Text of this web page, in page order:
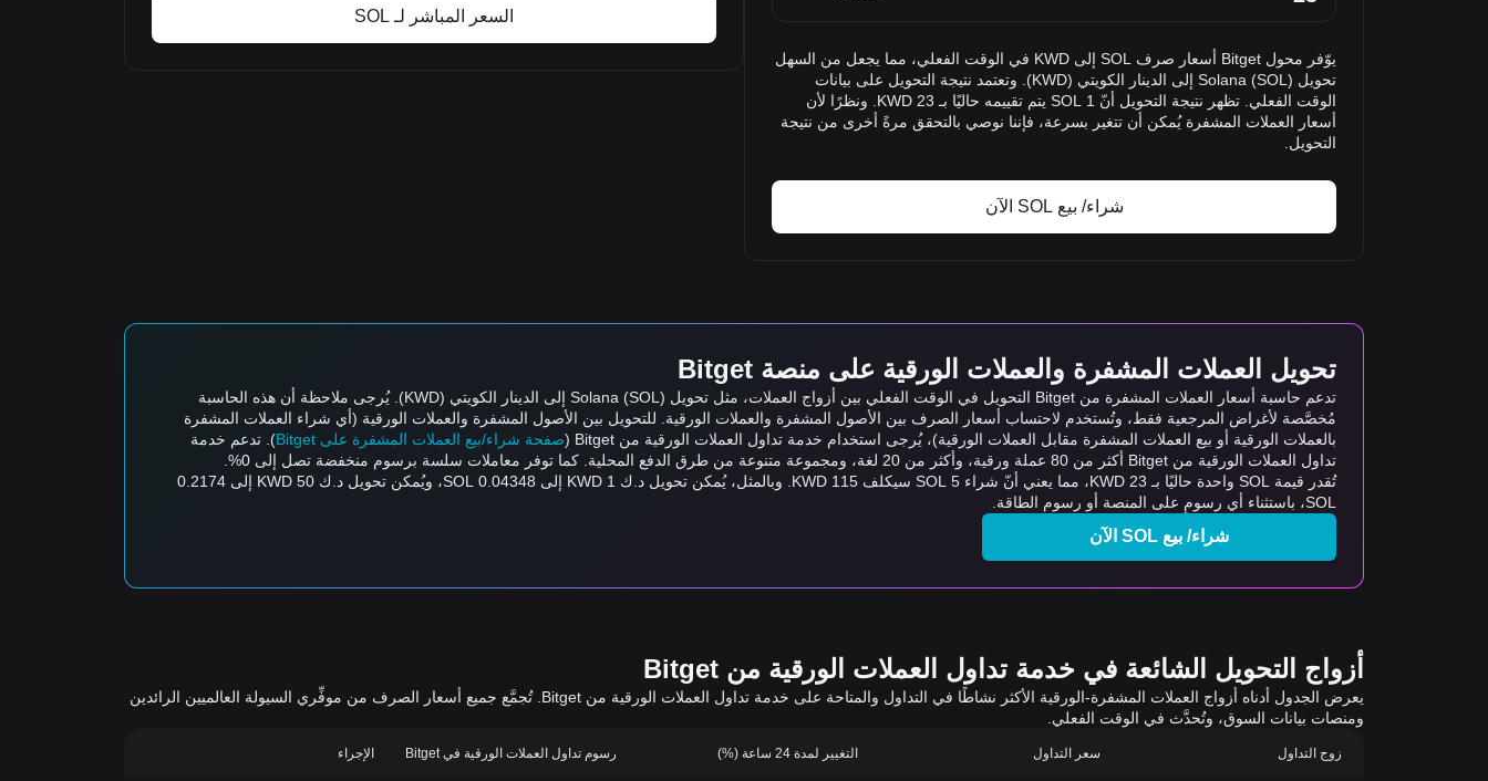
يوّفر محول Bitget أسعار صرف SOL إلى KWD في الوقت الفعلي، مما يجعل من السهل
تحويل Solana (SOL) إلى الدينار الكويتي (KWD). وتعتمد نتيجة التحويل على بيانات
الوقت الفعلي. تظهر نتيجة التحويل أنّ 1 SOL يتم تقييمه حاليًا بـ 23 KWD. ونظرًا لأن
أسعار العملات المشفرة يُمكن أن تتغير بسرعة، فإننا نوصي بالتحقق مرةً أخرى من نتيجة
التحويل.
شراء/ بيع SOL الآن
السعر المباشر لـ SOL
تحويل العملات المشفرة والعملات الورقية على منصة Bitget
تدعم حاسبة أسعار العملات المشفرة من Bitget التحويل في الوقت الفعلي بين أزواج العملات، مثل تحويل Solana (SOL) إلى الدينار الكويتي (KWD). يُرجى ملاحظة أن هذه الحاسبة
مُخصَّصة لأغراض المرجعية فقط، وتُستخدم لاحتساب أسعار الصرف بين الأصول المشفرة والعملات الورقية. للتحويل بين الأصول المشفرة والعملات الورقية (أي شراء العملات المشفرة
بالعملات الورقية أو بيع العملات المشفرة مقابل العملات الورقية)، يُرجى استخدام خدمة تداول العملات الورقية من Bitget (
صفحة شراء/بيع العملات المشفرة على Bitget
). تدعم خدمة
تداول العملات الورقية من Bitget أكثر من 80 عملة ورقية، وأكثر من 20 لغة، ومجموعة متنوعة من طرق الدفع المحلية. كما توفر معاملات سلسة برسوم منخفضة تصل إلى 0%.
تُقدر قيمة SOL واحدة حاليًا بـ 23 KWD، مما يعني أنّ شراء 5 SOL سيكلف 115 KWD. وبالمثل، يُمكن تحويل د.ك 1 KWD إلى 0.04348 SOL، ويُمكن تحويل د.ك 50 KWD إلى 0.2174
SOL، باستثناء أي رسومٍ على المنصة أو رسوم الطاقة.
شراء/ بيع SOL الآن
أزواج التحويل الشائعة في خدمة تداول العملات الورقية من Bitget
يعرض الجدول أدناه أزواج العملات المشفرة-الورقية الأكثر نشاطًا في التداول والمتاحة على خدمة تداول العملات الورقية من Bitget. تُجمَّع جميع أسعار الصرف من موفِّري السيولة العالميين الرائدين
ومنصات بيانات السوق، وتُحدَّث في الوقت الفعلي.
زوج التداول سعر التداول التغيير لمدة 24 ساعة (%) رسوم تداول العملات الورقية في Bitget الإجراء